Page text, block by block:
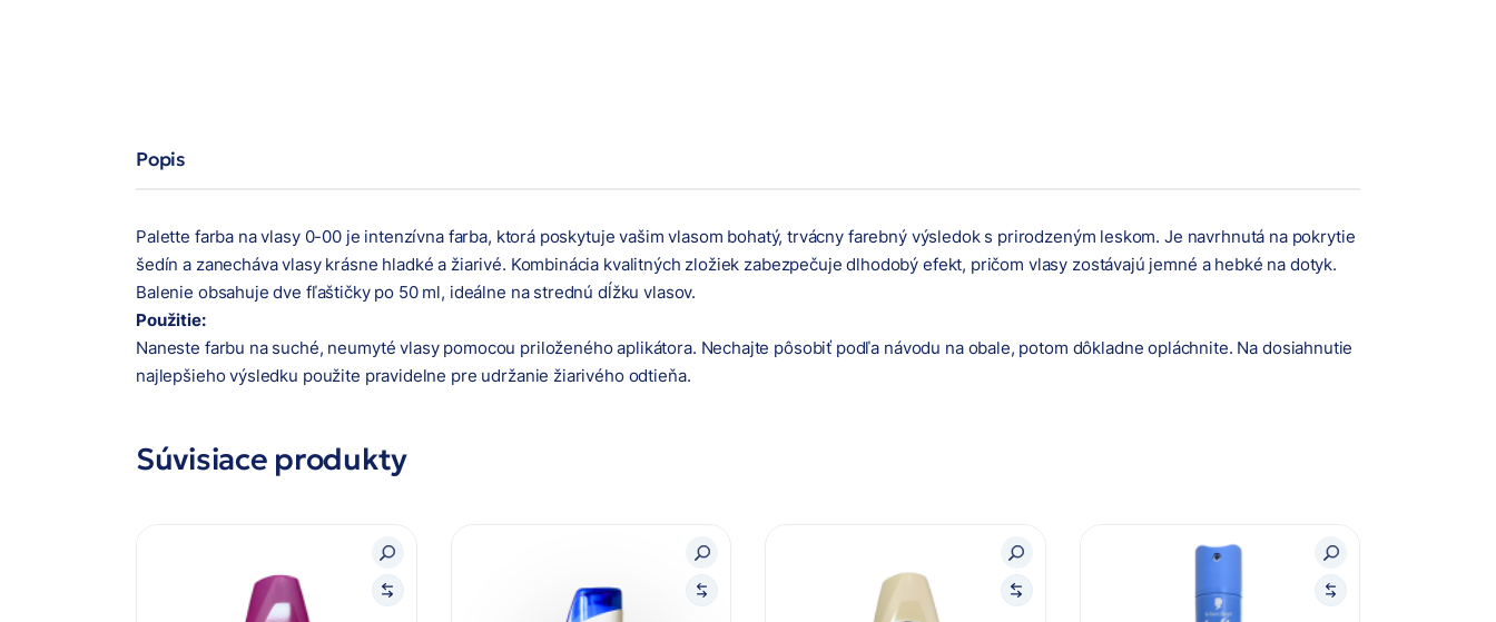
Popis
Palette farba na vlasy 0-00 je intenzívna farba, ktorá poskytuje vašim vlasom bohatý, trvácny farebný výsledok s prirodzeným leskom. Je navrhnutá na pokrytie
šedín a zanecháva vlasy krásne hladké a žiarivé. Kombinácia kvalitných zložiek zabezpečuje dlhodobý efekt, pričom vlasy zostávajú jemné a hebké na dotyk.
Balenie obsahuje dve fľaštičky po 50 ml, ideálne na strednú dĺžku vlasov.
Použitie:
Naneste farbu na suché, neumyté vlasy pomocou priloženého aplikátora. Nechajte pôsobiť podľa návodu na obale, potom dôkladne opláchnite. Na dosiahnutie
najlepšieho výsledku použite pravidelne pre udržanie žiarivého odtieňa.
Súvisiace produkty